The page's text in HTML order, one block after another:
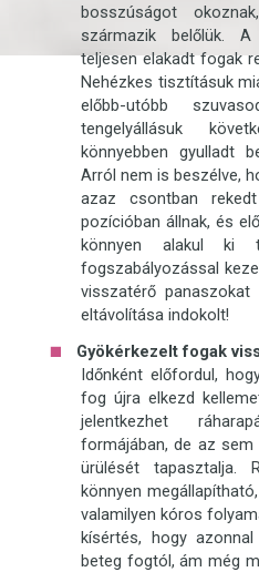
bosszúságot
származik belőlük.
teljesen elakadt fogak
Nehézkes tisztításuk
előbb-utóbb
tengelyállásuk
könnyebben gyulladt
Arról nem is beszélve,
azaz csontban
pozícióban állnak, és
könnyen alakul ki
fogszabályozással
visszatérő
eltávolítása indokolt!
Gyökérkezelt fogak
Időnként előfordul,
fog újra elkezd
jelentkezhet
formájában, de az
ürülését tapasztalja.
könnyen
valamilyen kóros
kísértés, hogy
beteg fogtól, ám még